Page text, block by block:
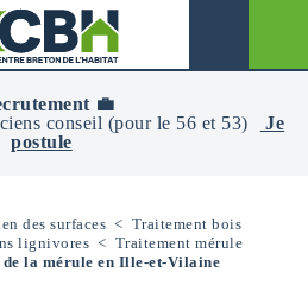
💼
conseil (pour le 56 et 53)
Je
postule
des surfaces < Traitement bois
lignivores < Traitement mérule
la mérule en Ille-et-Vilaine